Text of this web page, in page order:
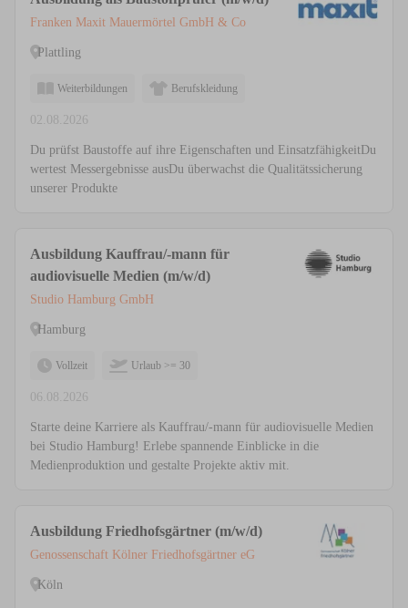
Franken Maxit Mauermörtel GmbH & Co
Plattling
Weiterbildungen Berufskleidung
02.08.2026
Du prüfst Baustoffe auf ihre Eigenschaften und EinsatzfähigkeitDu
wertest Messergebnisse ausDu überwachst die Qualitätssicherung
unserer Produkte
Ausbildung Kauffrau/-mann für
audiovisuelle Medien (m/w/d)
Studio Hamburg GmbH
Hamburg
Vollzeit Urlaub >= 30
06.08.2026
Starte deine Karriere als Kauffrau/-mann für audiovisuelle Medien
bei Studio Hamburg! Erlebe spannende Einblicke in die
Medienproduktion und gestalte Projekte aktiv mit.
Ausbildung Friedhofsgärtner (m/w/d)
Genossenschaft Kölner Friedhofsgärtner eG
Köln